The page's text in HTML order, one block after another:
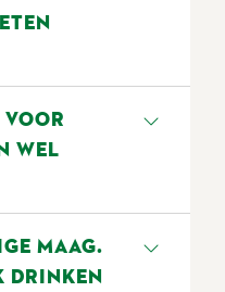
met
en gezonde
drinken van
van
de
men 2 tot
binnen
zijn.
WEL
MAAG.
DRINKEN